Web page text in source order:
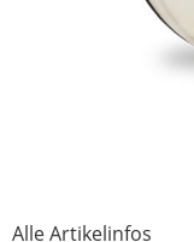
Alle Artikelinfos